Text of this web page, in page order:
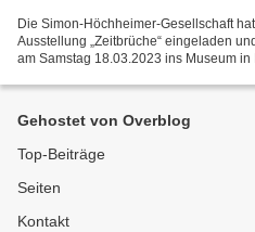
Die Simon-Höchheimer-Gesellschaft
Ausstellung „Zeitbrüche“ eingeladen
am Samstag 18.03.2023 ins Museum
Gehostet von Overblog
Top-Beiträge
Seiten
Kontakt